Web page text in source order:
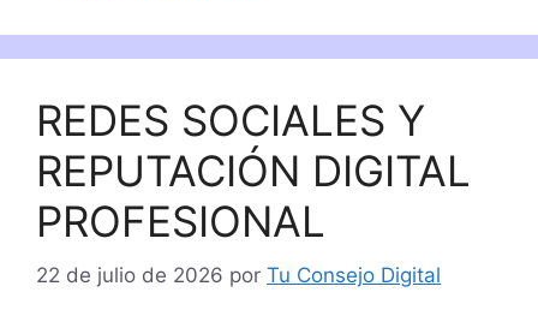
REDES SOCIALES Y
REPUTACIÓN DIGITAL
PROFESIONAL
22 de julio de 2026 por Tu Consejo Digital